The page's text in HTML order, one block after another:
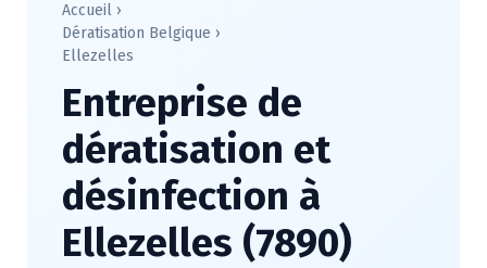
Accueil ›
Dératisation Belgique ›
Ellezelles
Entreprise de
dératisation et
désinfection à
Ellezelles (7890)